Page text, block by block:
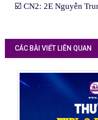
☑️ CN2: 2E Nguyễn
CÁC BÀI VIẾT LIÊN QUAN